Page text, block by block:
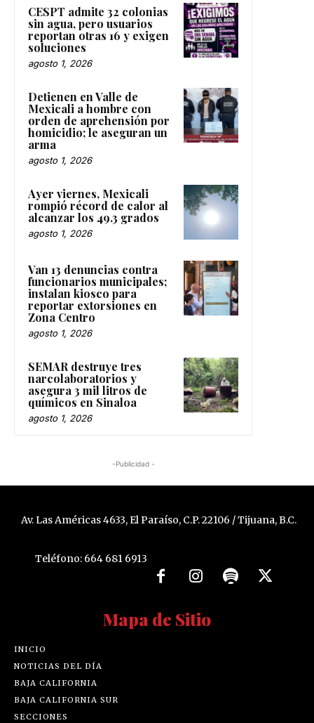
CESPT admite 32 colonias
sin agua, pero usuarios
reportan otras 16 y exigen
soluciones
agosto 1, 2026
Detienen en Valle de
Mexicali a hombre con
orden de aprehensión por
homicidio; le aseguran un
arma
agosto 1, 2026
Ayer viernes, Mexicali
rompió récord de calor al
alcanzar los 49.3 grados
agosto 1, 2026
Van 13 denuncias contra
funcionarios municipales;
instalan kiosco para
reportar extorsiones en
Zona Centro
agosto 1, 2026
SEMAR destruye tres
narcolaboratorios y
asegura 3 mil litros de
químicos en Sinaloa
agosto 1, 2026
-Publicidad -
Av. Las Américas 4633, El Paraíso, C.P. 22106 / Tijuana, B.C.
Teléfono: 664 681 6913
Mapa de Sitio
INICIO
NOTICIAS DEL DÍA
BAJA CALIFORNIA
BAJA CALIFORNIA SUR
SECCIONES